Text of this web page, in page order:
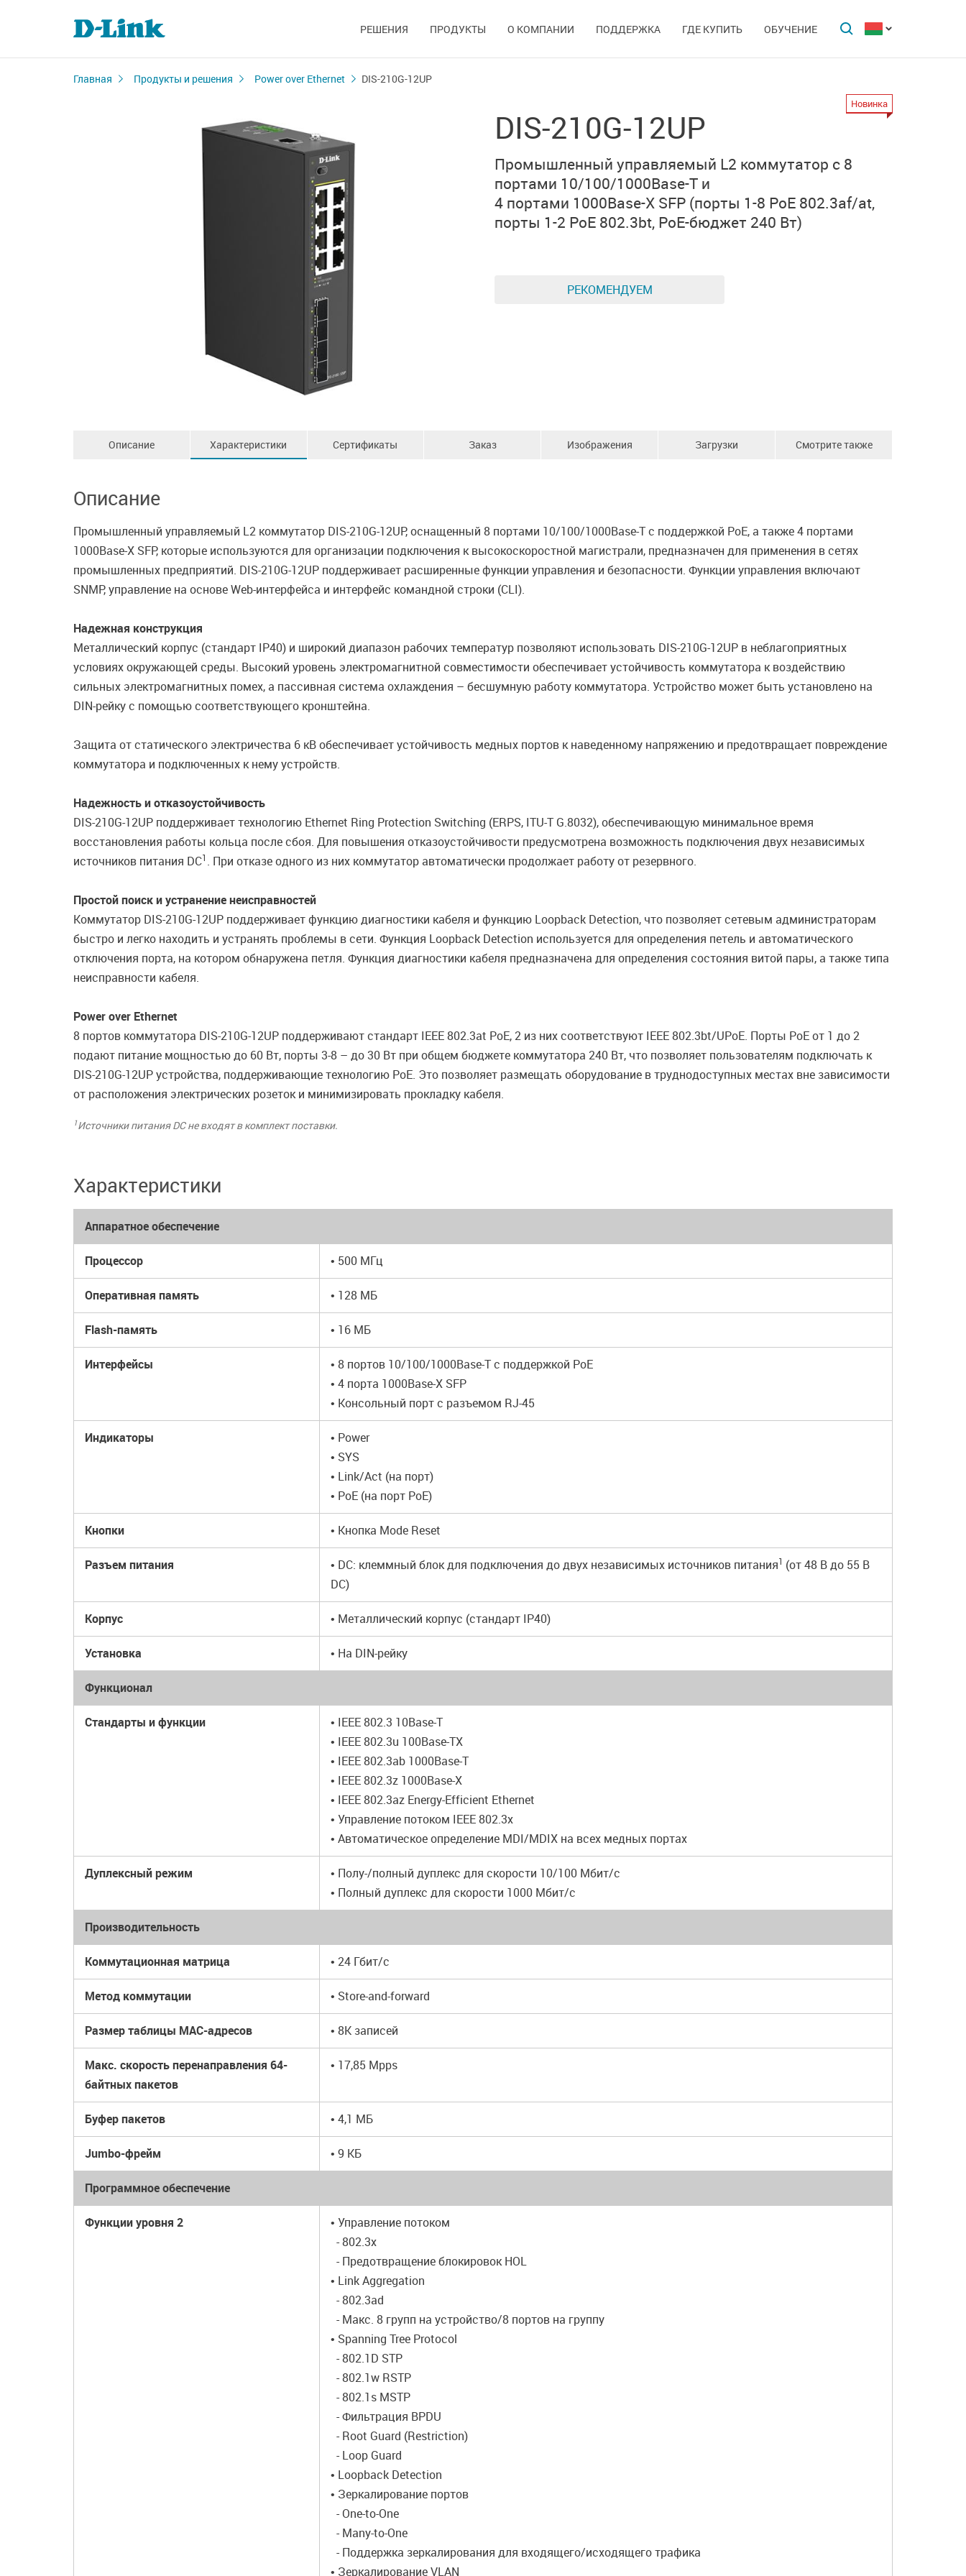
РЕШЕНИЯ ПРОДУКТЫ О КОМПАНИИ ПОДДЕРЖКА ГДЕ КУПИТЬ ОБУЧЕНИЕ
Главная Продукты и решения Power over Ethernet DIS-210G-12UP
DIS-210G-12UP
Новинка
Промышленный управляемый L2 коммутатор с 8
портами 10/100/1000Base-T и
4 портами 1000Base-X SFP (порты 1-8 PoE 802.3af/at,
порты 1-2 PoE 802.3bt, PoE-бюджет 240 Вт)
РЕКОМЕНДУЕМ
Описание Характеристики Сертификаты Заказ Изображения Загрузки Смотрите также
Описание
Промышленный управляемый L2 коммутатор DIS-210G-12UP, оснащенный 8 портами 10/100/1000Base-T с поддержкой PoE, а также 4 портами
1000Base-X SFP, которые используются для организации подключения к высокоскоростной магистрали, предназначен для применения в сетях
промышленных предприятий. DIS-210G-12UP поддерживает расширенные функции управления и безопасности. Функции управления включают
SNMP, управление на основе Web-интерфейса и интерфейс командной строки (CLI).
Надежная конструкция
Металлический корпус (стандарт IP40) и широкий диапазон рабочих температур позволяют использовать DIS-210G-12UP в неблагоприятных
условиях окружающей среды. Высокий уровень электромагнитной совместимости обеспечивает устойчивость коммутатора к воздействию
сильных электромагнитных помех, а пассивная система охлаждения – бесшумную работу коммутатора. Устройство может быть установлено на
DIN-рейку с помощью соответствующего кронштейна.
Защита от статического электричества 6 кВ обеспечивает устойчивость медных портов к наведенному напряжению и предотвращает повреждение
коммутатора и подключенных к нему устройств.
Надежность и отказоустойчивость
DIS-210G-12UP поддерживает технологию Ethernet Ring Protection Switching (ERPS, ITU-T G.8032), обеспечивающую минимальное время
восстановления работы кольца после сбоя. Для повышения отказоустойчивости предусмотрена возможность подключения двух независимых
источников питания DC1 . При отказе одного из них коммутатор автоматически продолжает работу от резервного.
Простой поиск и устранение неисправностей
Коммутатор DIS-210G-12UP поддерживает функцию диагностики кабеля и функцию Loopback Detection, что позволяет сетевым администраторам
быстро и легко находить и устранять проблемы в сети. Функция Loopback Detection используется для определения петель и автоматического
отключения порта, на котором обнаружена петля. Функция диагностики кабеля предназначена для определения состояния витой пары, а также типа
неисправности кабеля.
Power over Ethernet
8 портов коммутатора DIS-210G-12UP поддерживают стандарт IEEE 802.3at PoE, 2 из них соответствуют IEEE 802.3bt/UPoE. Порты PoE от 1 до 2
подают питание мощностью до 60 Вт, порты 3-8 – до 30 Вт при общем бюджете коммутатора 240 Вт, что позволяет пользователям подключать к
DIS-210G-12UP устройства, поддерживающие технологию PoE. Это позволяет размещать оборудование в труднодоступных местах вне зависимости
от расположения электрических розеток и минимизировать прокладку кабеля.
1Источники питания DC не входят в комплект поставки.
Характеристики
Аппаратное обеспечение
Процессор • 500 МГц
Оперативная память • 128 МБ
Flash-память • 16 МБ
Интерфейсы
• 8 портов 10/100/1000Base-T с поддержкой PoE
• 4 порта 1000Base-X SFP
• Консольный порт с разъемом RJ-45
Индикаторы
• Power
• SYS
• Link/Act (на порт)
• PoE (на порт PoE)
Кнопки • Кнопка Mode Reset
Разъем питания • DC: клеммный блок для подключения до двух независимых источников питания1 (от 48 В до 55 В
DC)
Корпус • Металлический корпус (стандарт IP40)
Установка • На DIN-рейку
Функционал
Стандарты и функции
• IEEE 802.3 10Base-T
• IEEE 802.3u 100Base-TX
• IEEE 802.3ab 1000Base-T
• IEEE 802.3z 1000Base-X
• IEEE 802.3az Energy-Efficient Ethernet
• Управление потоком IEEE 802.3x
• Автоматическое определение MDI/MDIX на всех медных портах
Дуплексный режим
• Полу-/полный дуплекс для скорости 10/100 Мбит/с
• Полный дуплекс для скорости 1000 Мбит/с
Производительность
Коммутационная матрица • 24 Гбит/с
Метод коммутации • Store-and-forward
Размер таблицы MAC-адресов • 8K записей
Макс. скорость перенаправления 64-
байтных пакетов
• 17,85 Mpps
Буфер пакетов • 4,1 МБ
Jumbo-фрейм • 9 КБ
Программное обеспечение
Функции уровня 2
• Управление потоком
- 802.3x
- Предотвращение блокировок HOL
• Link Aggregation
- 802.3ad
- Макс. 8 групп на устройство/8 портов на группу
• Spanning Tree Protocol
- 802.1D STP
- 802.1w RSTP
- 802.1s MSTP
- Фильтрация BPDU
- Root Guard (Restriction)
- Loop Guard
• Loopback Detection
• Зеркалирование портов
- One-to-One
- Many-to-One
- Поддержка зеркалирования для входящего/исходящего трафика
• Зеркалирование VLAN